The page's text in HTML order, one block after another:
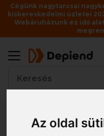
Az oldal
Cégünk nagytarcsai
kiskereskedelmi üzletei
Webáruházunk ez idő
Részletes nézet